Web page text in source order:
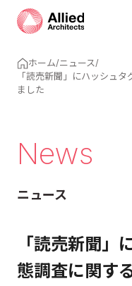
ホーム/ニュース/
「読売新聞」にハッシュ
ました
News
ニュース
「読売新聞」
態調査に関す